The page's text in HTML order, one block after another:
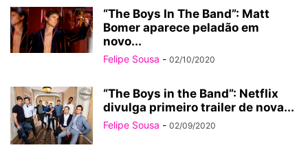
“The Boys In The Band”: Matt
Bomer aparece peladão em
novo...
Felipe Sousa - 02/10/2020
“The Boys in the Band”: Netflix
divulga primeiro trailer de nova...
Felipe Sousa - 02/09/2020